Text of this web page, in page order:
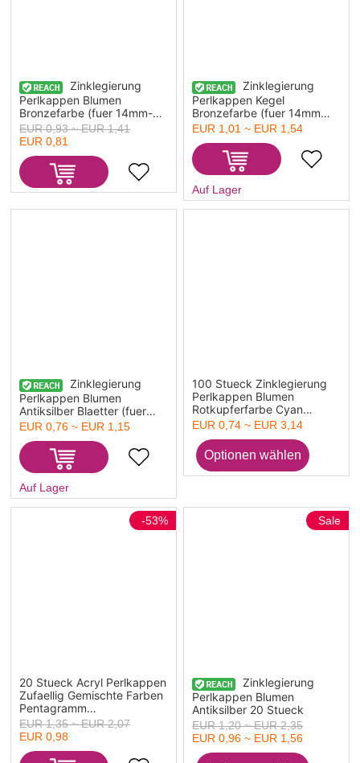
Zinklegierung
Perlkappen Blumen
Bronzefarbe (fuer 14mm-
15mm Perlen) 8mm x 3mm
150 Stueck
EUR 0,93 ~ EUR 1,41
EUR 0,81
Zinklegierung
Perlkappen Kegel
Bronzefarbe (fuer 14mm
Perlen) 8mm x 5mm 100
Stueck
EUR 1,01 ~ EUR 1,54
Auf Lager
Zinklegierung
Perlkappen Blumen
Antiksilber Blaetter (fuer
Perlengroesse: 8mm-12mm
Stueck
EUR 0,76 ~ EUR 1,15
Auf Lager
100 Stueck Zinklegierung
Perlkappen Blumen
Rotkupferfarbe Cyan
Patina-Finish mit
Gruenspan-Effekt
EUR 0,74 ~ EUR 3,14
20 Stueck Acryl Perlkappen
Zufaellig Gemischte Farben
Pentagramm
Spritzlackierung (fuer
Perlengroesse: 16mm D.)
16mm x 8mm
-53%
EUR 1,35 ~ EUR 2,07
EUR 0,98
Zinklegierung
Perlkappen Blumen
Antiksilber 20 Stueck
Sale
EUR 1,20 ~ EUR 2,35
EUR 0,96 ~ EUR 1,56